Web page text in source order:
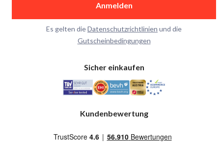
Anmelden
Es gelten dieDatenschutzrichtlinien und die
Gutscheinbedingungen
Sicher einkaufen
Kundenbewertung